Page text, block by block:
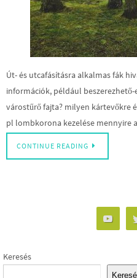
Út- és utcafásításra alkalmas fák
információk, például
várostűrő fajta? milyen kártevőkre
pl lombkorona kezelése mennyire
CONTINUE READING
Keresés